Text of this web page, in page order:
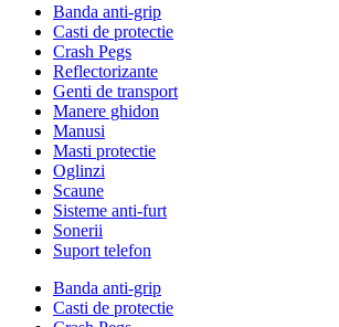
Banda anti-grip
Casti de protectie
Crash Pegs
Reflectorizante
Genti de transport
Manere ghidon
Manusi
Masti protectie
Oglinzi
Scaune
Sisteme anti-furt
Sonerii
Suport telefon
Banda anti-grip
Casti de protectie